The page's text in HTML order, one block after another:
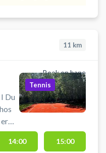
da
11 km
Book en bane
Du
Tennis
14:00 15:00